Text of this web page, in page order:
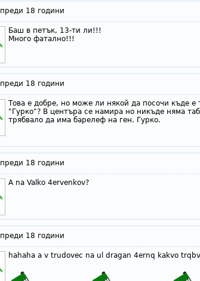
преди 18 години
Баш в петък, 13-ти ли!!!
Много фатално!!!
преди 18 години
Това е добре, но може ли някой да посочи къде е
"Гурко"? В центъра се намира но никъде няма
трябвало да има барелеф на ген. Гурко.
преди 18 години
A na Valko 4ervenkov?
преди 18 години
hahaha a v trudovec na ul dragan 4ernq kakvo